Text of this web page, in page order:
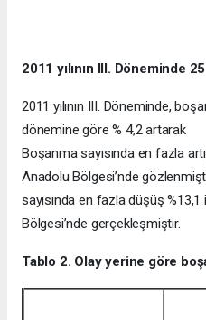
2011 yılının III. Döneminde
2011 yılının III. Döneminde,
dönemine göre % 4,2 artarak
Boşanma sayısında en fazla
Anadolu Bölgesi’nde
sayısında en fazla düşüş
Bölgesi’nde gerçekleşmiştir.
Tablo 2. Olay yerine göre